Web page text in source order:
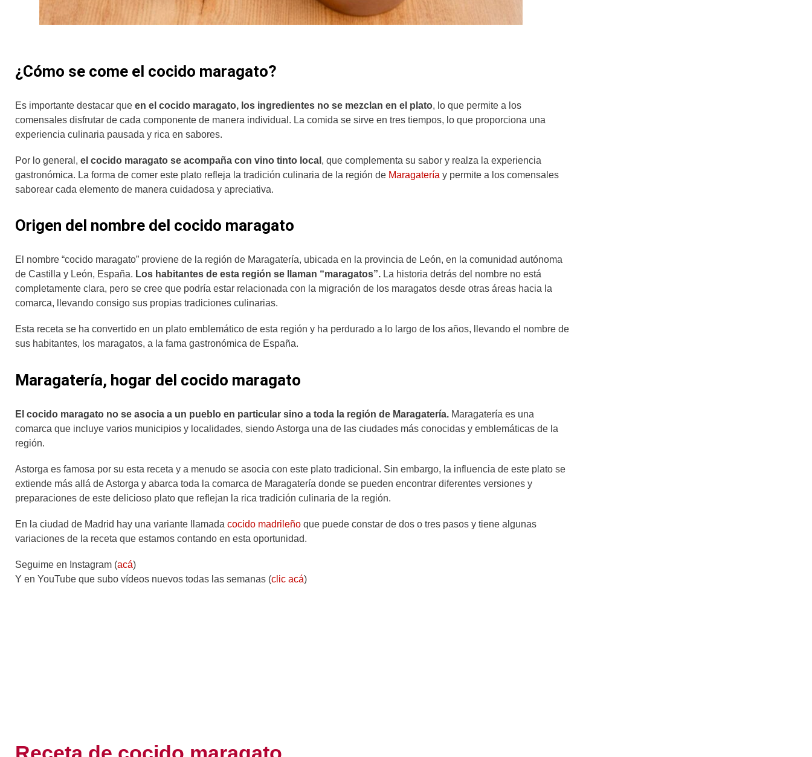
¿Cómo se come el cocido maragato?
Es importante destacar que en el cocido maragato, los ingredientes no se mezclan en el plato, lo que permite a los
comensales disfrutar de cada componente de manera individual. La comida se sirve en tres tiempos, lo que proporciona una
experiencia culinaria pausada y rica en sabores.
Por lo general, el cocido maragato se acompaña con vino tinto local , que complementa su sabor y realza la experiencia
gastronómica. La forma de comer este plato refleja la tradición culinaria de la región de Maragatería y permite a los comensales
saborear cada elemento de manera cuidadosa y apreciativa.
Origen del nombre del cocido maragato
El nombre “cocido maragato” proviene de la región de Maragatería, ubicada en la provincia de León, en la comunidad autónoma
de Castilla y León, España. Los habitantes de esta región se llaman “maragatos”. La historia detrás del nombre no está
completamente clara, pero se cree que podría estar relacionada con la migración de los maragatos desde otras áreas hacia la
comarca, llevando consigo sus propias tradiciones culinarias.
Esta receta se ha convertido en un plato emblemático de esta región y ha perdurado a lo largo de los años, llevando el nombre de
sus habitantes, los maragatos, a la fama gastronómica de España.
Maragatería, hogar del cocido maragato
El cocido maragato no se asocia a un pueblo en particular sino a toda la región de Maragatería. Maragatería es una
comarca que incluye varios municipios y localidades, siendo Astorga una de las ciudades más conocidas y emblemáticas de la
región.
Astorga es famosa por su esta receta y a menudo se asocia con este plato tradicional. Sin embargo, la influencia de este plato se
extiende más allá de Astorga y abarca toda la comarca de Maragatería donde se pueden encontrar diferentes versiones y
preparaciones de este delicioso plato que reflejan la rica tradición culinaria de la región.
En la ciudad de Madrid hay una variante llamada cocido madrileño que puede constar de dos o tres pasos y tiene algunas
variaciones de la receta que estamos contando en esta oportunidad.
Seguime en Instagram (acá)
Y en YouTube que subo vídeos nuevos todas las semanas (clic acá)